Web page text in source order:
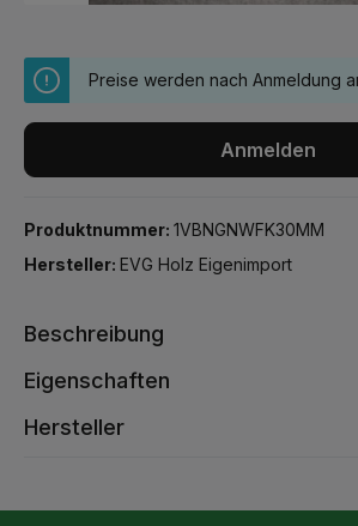
Preise werden nach Anmeldung
Anmelden
Produktnummer: 1VBNGNWFK30MM
Hersteller: EVG Holz Eigenimport
Beschreibung
Eigenschaften
Hersteller